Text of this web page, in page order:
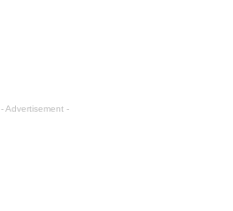
- Advertisement -